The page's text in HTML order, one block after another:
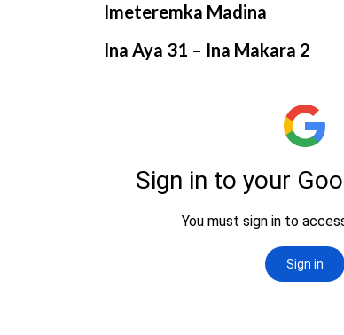
Imeteremka Madina
Ina Aya 31 – Ina Makara 2